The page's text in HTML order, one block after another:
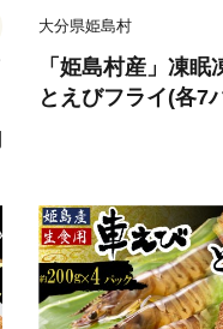
大分県姫島村
「姫島村産」凍
とえびフライ(各7